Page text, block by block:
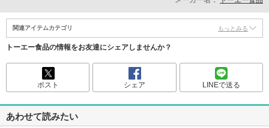
関連アイテムカテゴリ もっとみる
トーエー食品の情報をお友達にシェアしませんか？
ポスト シェア LINEで送る
あわせて読みたい